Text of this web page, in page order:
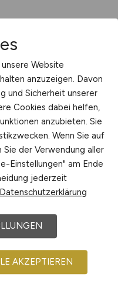
Website
anzuzeigen. Davon
und Sicherheit unserer
Cookies dabei helfen,
anzubieten. Sie
Wenn Sie auf
Sie der Verwendung aller
Einstellungen" am Ende
jederzeit
Datenschutzerklärung
AKZEPTIEREN